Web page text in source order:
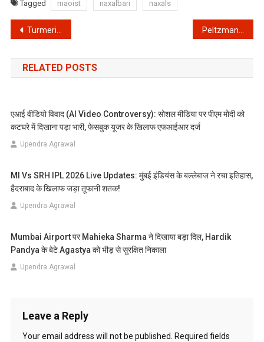
Tagged maoist naxalbari naxals
Post
navigation
Turmeric: हल्दी के उपयोग से फायदे एवं नुकसान
RELATED POSTS
एआई वीडियो विवाद (AI Video Controversy): सोशल मीडिया पर पीएम मोदी को
कटघरे में दिखाना पड़ा भारी, फेसबुक यूजर के खिलाफ एफआईआर दर्ज
Upendra Agrawal
MI Vs SRH IPL 2026 Live Updates: मुंबई इंडियंस के बल्लेबाज ने रचा इतिहास,
हैदराबाद के खिलाफ जड़ा तूफानी शतक!
Upendra Agrawal
Mumbai Airport पर Mahieka Sharma ने दिखाया बड़ा दिल, Hardik
Pandya के बेटे Agastya को भीड़ से सुरक्षित निकाला
Upendra Agrawal
Leave a Reply
Your email address will not be published.
Required fields